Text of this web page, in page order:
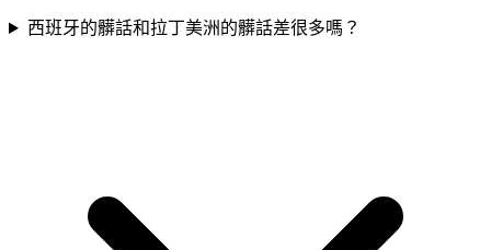
西班牙的髒話和拉丁美洲的髒話差很多嗎？